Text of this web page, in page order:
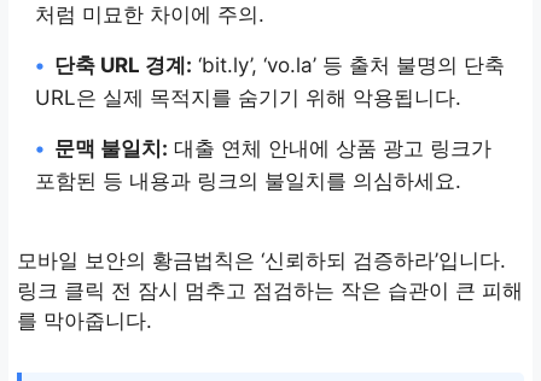
처럼 미묘한 차이에 주의.
• 단축 URL 경계: ‘bit.ly’, ‘vo.la’ 등 출처 불명의 단축
URL은 실제 목적지를 숨기기 위해 악용됩니다.
• 문맥 불일치: 대출 연체 안내에 상품 광고 링크가
포함된 등 내용과 링크의 불일치를 의심하세요.
모바일 보안의 황금법칙은 ‘신뢰하되 검증하라’입니다.
링크 클릭 전 잠시 멈추고 점검하는 작은 습관이 큰 피해
를 막아줍니다.